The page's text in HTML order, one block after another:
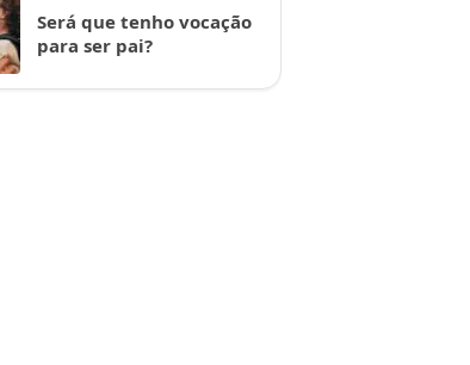
Será que tenho vocação
para ser pai?